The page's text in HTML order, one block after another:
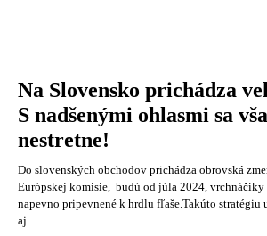
Na Slovensko prichádza
S nadšenými ohlasmi sa
nestretne!
Do slovenských obchodov prichádza obrovská
Európskej komisie, budú od júla 2024, vrchnáčiky
napevno pripevnené k hrdlu fľaše.Takúto stratégiu
aj...